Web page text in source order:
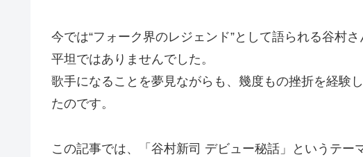
今では“フォーク界のレジェンド”として語られる谷村
平坦ではありませんでした。
歌手になることを夢見ながらも、幾度もの挫折を経験
たのです。
この記事では、「谷村新司 デビュー秘話」というテ